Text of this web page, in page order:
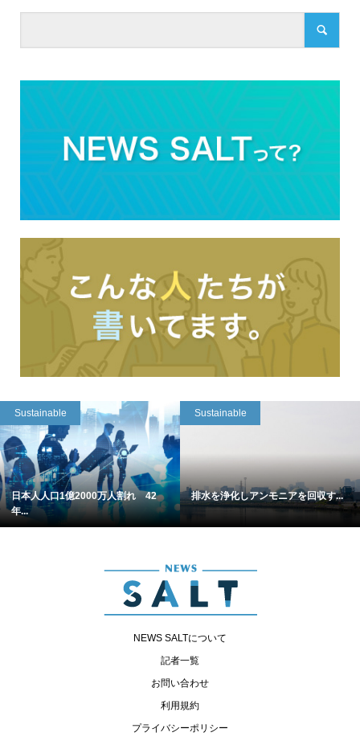
Sustainable
日本人人口1億2000万人割れ 42
年...
Sustainable
排水を浄化しアンモニアを回収す...
NEWS SALTについて
記者一覧
お問い合わせ
利用規約
プライバシーポリシー